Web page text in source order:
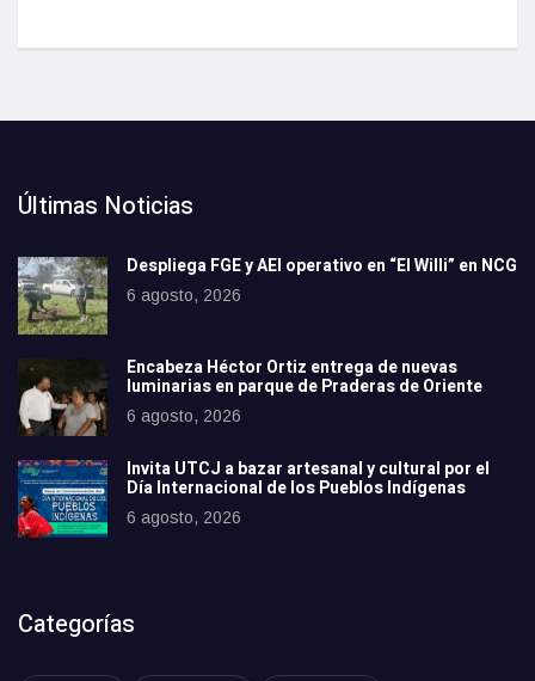
Últimas Noticias
Despliega FGE y AEI operativo en “El Willi” en NCG
6 agosto, 2026
Encabeza Héctor Ortiz entrega de nuevas
luminarias en parque de Praderas de Oriente
6 agosto, 2026
Invita UTCJ a bazar artesanal y cultural por el
Día Internacional de los Pueblos Indígenas
6 agosto, 2026
Categorías